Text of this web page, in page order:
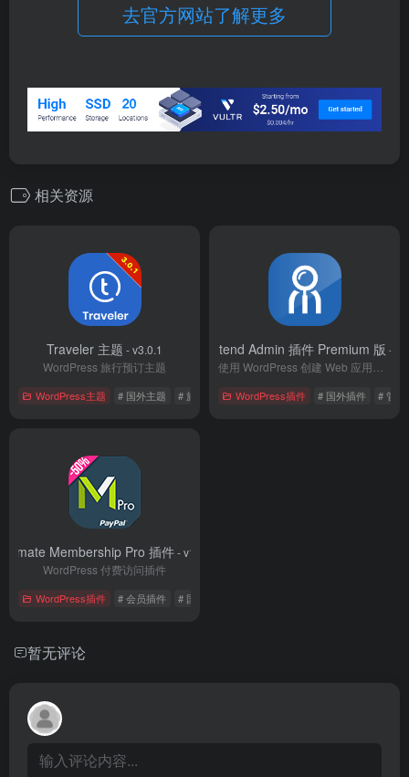
去官方网站了解更多
相关资源
Traveler 主题 - v3.0.1
WordPress 旅行预订主题
WordPress主题 # 国外主题 # 旅游主题 # 电子商务
WP Frontend Admin 插件 Premium 版 -
WordPress插件 # 国外插件 # 管理
Membership Pro 插件- v10.7
WordPress 付费访问插件
WordPress插件 # 会员插件 # 国外插件
暂无评论